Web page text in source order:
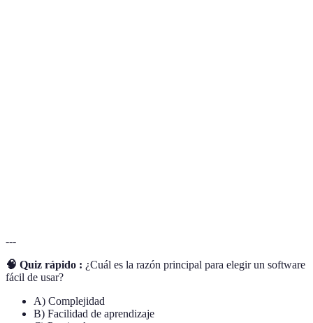
---
🧠 Quiz rápido : ¿Cuál es la razón principal para elegir un software
fácil de usar?
A) Complejidad
B) Facilidad de aprendizaje